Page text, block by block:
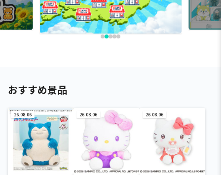
おすすめ景品
26.08.06 26.08.06 26.08.06